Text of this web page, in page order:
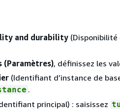
and durability
(Paramètres), définissez les
(Identifiant d’instance de
.
principal) : saisissez